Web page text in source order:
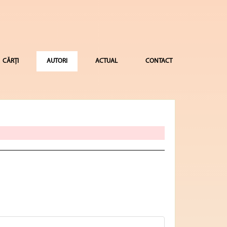
CĂRȚI AUTORI ACTUAL CONTACT